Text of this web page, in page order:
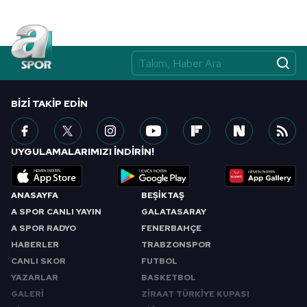
ANASAYFA
A SPOR CANLI YAYIN
A SPOR RADYO
HABERLER
CANLI SKOR
YAZARLAR
GALERİ
BEŞİKTAŞ
GALATASARAY
FENERBAHÇE
TRABZONSPOR
FUTBOL
BASKETBOL
ZİRAAT TÜRKİYE KUPASI
BIZI TAKIP EDIN
UYGULAMALARIMIZI İNDİRİN!